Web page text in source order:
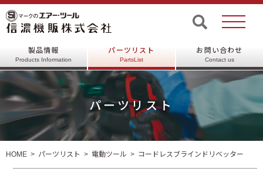
製品情報
Products Information
パーツリスト
PartsList
お問い合わせ
Contact us
パーツリスト
HOME パーツリスト 電動ツール コードレスブラインドリベッター